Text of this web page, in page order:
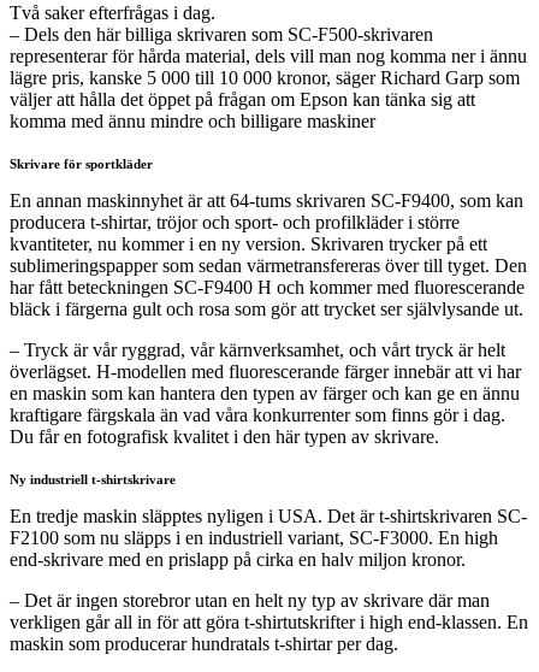
Två saker efterfrågas i dag.
– Dels den här billiga skrivaren som SC-F500-skrivaren
representerar för hårda material, dels vill man nog komma ner i ännu
lägre pris, kanske 5 000 till 10 000 kronor, säger Richard Garp som
väljer att hålla det öppet på frågan om Epson kan tänka sig att
komma med ännu mindre och billigare maskiner
Skrivare för sportkläder
En annan maskinnyhet är att 64-tums skrivaren SC-F9400, som kan
producera t-shirtar, tröjor och sport- och profilkläder i större
kvantiteter, nu kommer i en ny version. Skrivaren trycker på ett
sublimeringspapper som sedan värmetransfereras över till tyget. Den
har fått beteckningen SC-F9400 H och kommer med fluorescerande
bläck i färgerna gult och rosa som gör att trycket ser självlysande ut.
– Tryck är vår ryggrad, vår kärnverksamhet, och vårt tryck är helt
överlägset. H-modellen med fluorescerande färger innebär att vi har
en maskin som kan hantera den typen av färger och kan ge en ännu
kraftigare färgskala än vad våra konkurrenter som finns gör i dag.
Du får en fotografisk kvalitet i den här typen av skrivare.
Ny industriell t-shirtskrivare
En tredje maskin släpptes nyligen i USA. Det är t-shirtskrivaren SC-
F2100 som nu släpps i en industriell variant, SC-F3000. En high
end-skrivare med en prislapp på cirka en halv miljon kronor.
– Det är ingen storebror utan en helt ny typ av skrivare där man
verkligen går all in för att göra t-shirtutskrifter i high end-klassen. En
maskin som producerar hundratals t-shirtar per dag.